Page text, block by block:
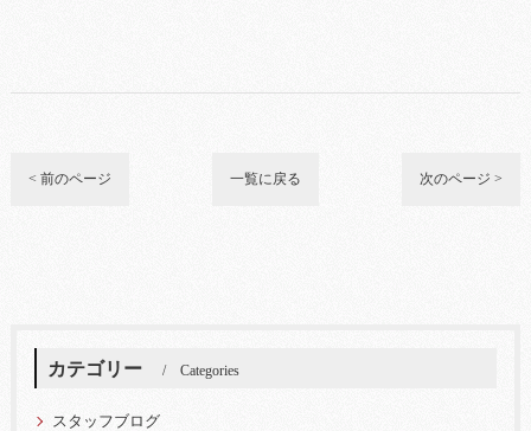
< 前のページ 一覧に戻る 次のページ >
カテゴリー Categories
スタッフブログ